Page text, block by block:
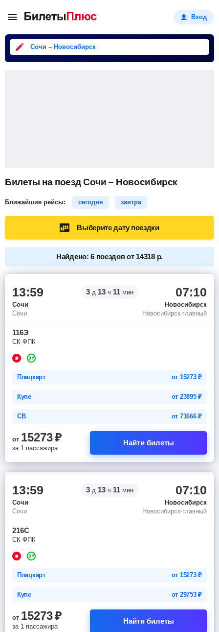
Вход
Сочи – Новосибирск
Билеты на поезд Сочи – Новосибирск
Ближайшие рейсы: сегодня завтра
Выберите дату поездки
Найдено: 6 поездов от 14318 р.
13:59 3д 13ч 11мин 07:10
Сочи
Новосибирск
Сочи
Новосибирск-главный
116Э
СК ФПК
Плацкарт от 15273₽
Купе от 23895₽
СВ от 71666₽
от 15273₽
за 1 пассажира
Найти билеты
13:59 3д 13ч 11мин 07:10
Сочи
Новосибирск
Сочи
Новосибирск-главный
216С
СК ФПК
Плацкарт от 15273₽
Купе от 29753₽
от 15273₽
за 1 пассажира
Найти билеты